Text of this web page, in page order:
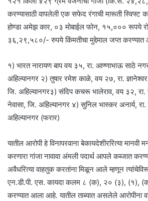
करण्यासाठी वापलेली एक सफेद रंगाची मारूती स्विफ्ट
होण्डा अमेझ कार, ०३ मोबाईल फोन, १५,००० रूपये
३६,२९,५८०/- रुपये किंमतीचा मुद्देमाल जप्त करण्यात
१) भारत नारायण बाप वय ३५, रा. आण्णाभाऊ साठे
अहिल्यानगर २) तुषार रमेश काळे, वय २७, रा. ज्ञानेश्वर
जि. अहिल्यानगर३) संदिप कचरू भालेराव, वय ३२, रा.
नेवासा, जि. अहिल्यानगर ४) सुनिल भास्कर अनार्य, रा.
अहिल्यानगर (फरार)
यातील आरोपी हे विनापरवाना बेकायदेशीररित्या मानवी
करणारा गांजा नावावा अंमली पदार्थ आपले कब्जात
अवैधरित्या वाहतुक करतांना मिळून आले म्हणून
एन.डी.पी. एस. कायदा कलम ८ (क), २० (३), (१),
करण्यात आला आहे. यातील ताब्यात असलेले आरोपीना